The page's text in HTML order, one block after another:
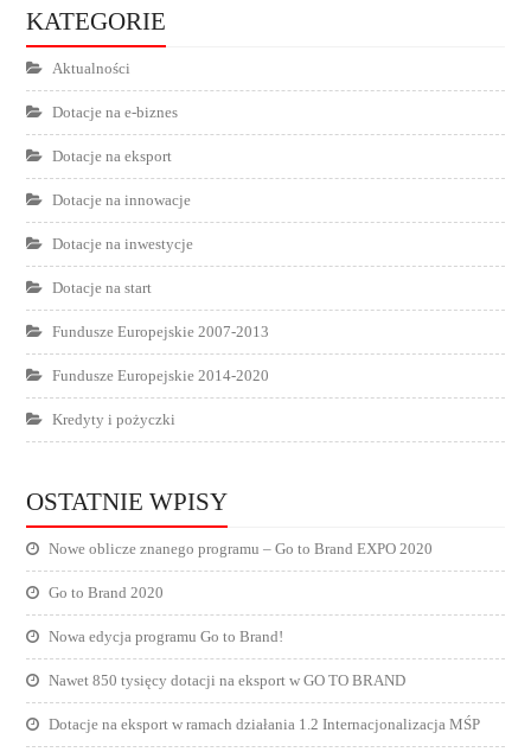
KATEGORIE
Aktualności
Dotacje na e-biznes
Dotacje na eksport
Dotacje na innowacje
Dotacje na inwestycje
Dotacje na start
Fundusze Europejskie 2007-2013
Fundusze Europejskie 2014-2020
Kredyty i pożyczki
OSTATNIE WPISY
Nowe oblicze znanego programu – Go to Brand EXPO 2020
Go to Brand 2020
Nowa edycja programu Go to Brand!
Nawet 850 tysięcy dotacji na eksport w GO TO BRAND
Dotacje na eksport w ramach działania 1.2 Internacjonalizacja MŚP